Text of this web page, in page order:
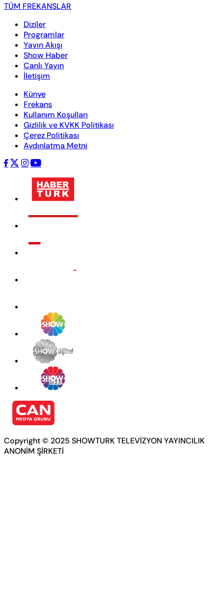
TÜM FREKANSLAR
Diziler
Programlar
Yayın Akışı
Show Haber
Canlı Yayın
İletişim
Künye
Frekans
Kullanım Koşulları
Gizlilik ve KVKK Politikası
Çerez Politikası
Aydınlatma Metni
Copyright © 2025 SHOWTURK TELEVİZYON YAYINCILIK
ANONİM ŞİRKETİ